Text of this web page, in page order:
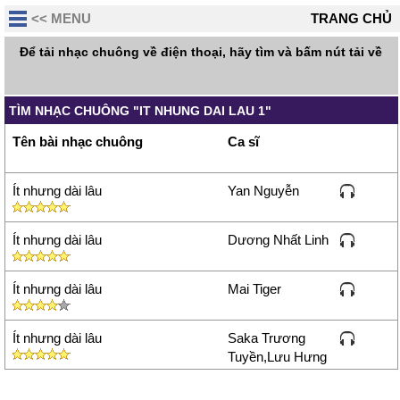
TRANG CHỦ
<< MENU
Để tải nhạc chuông về điện thoại, hãy tìm và bấm nút tải về
TÌM NHẠC CHUÔNG "IT NHUNG DAI LAU 1"
Tên bài nhạc chuông Ca sĩ
Ít nhưng dài lâu Yan Nguyễn
Ít nhưng dài lâu Dương Nhất Linh
Ít nhưng dài lâu Mai Tiger
Ít nhưng dài lâu
Saka Trương
Tuyền,Lưu Hưng